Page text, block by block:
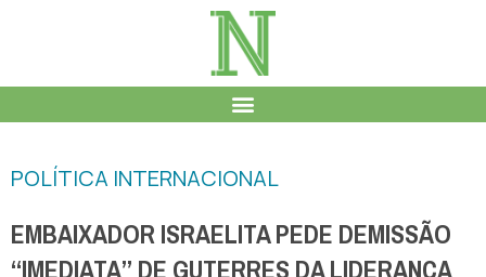
POLÍTICA INTERNACIONAL
EMBAIXADOR ISRAELITA PEDE DEMISSÃO